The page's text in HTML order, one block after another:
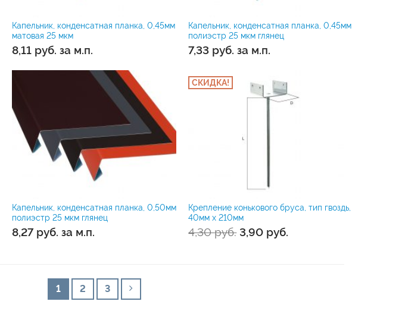
Капельник, конденсатная планка, 0,45мм
матовая 25 мкм
8,11 руб. за м.п.
Капельник, конденсатная планка, 0,45мм
полиэстр 25 мкм глянец
7,33 руб. за м.п.
Капельник, конденсатная планка, 0,50мм
полиэстр 25 мкм глянец
8,27 руб. за м.п.
Крепление конькового бруса, тип гвоздь,
40мм х 210мм
4,30руб. 3,90 руб.
СКИДКА!
1 2 3